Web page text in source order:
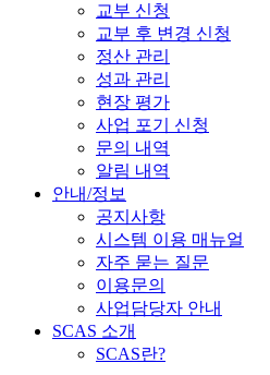
교부 신청
교부 후 변경 신청
정산 관리
성과 관리
현장 평가
사업 포기 신청
문의 내역
알림 내역
안내/정보
공지사항
시스템 이용 매뉴얼
자주 묻는 질문
이용문의
사업담당자 안내
SCAS 소개
SCAS란?